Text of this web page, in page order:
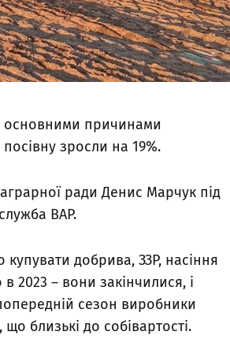
основними причинами
зросли на 19%.
ради Денис Марчук під
ВАР.
добрива, ЗЗР, насіння
2023 – вони закінчилися, і
сезон виробники
близькі до собівартості.